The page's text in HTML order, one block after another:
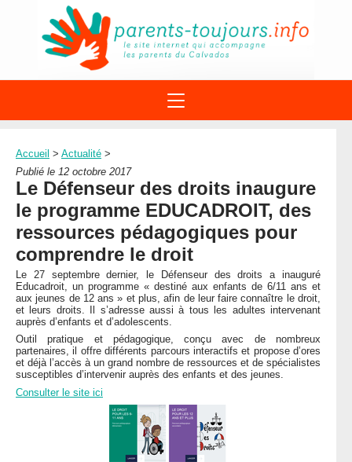
À PROPOS DU REAAP
1ÈRE VISITE
ACTUALITÉ
AGENDA
DISPOSITIFS PARENTALITÉ
SITES INTERNET
NUMÉROS VERTS
LEXIQUE
LETTRES D’INFO
MENTIONS LÉGALES
CONTACT
STRUCTURES
DOCUMENTS
FORMATIONS
Accueil > Actualité >
Publié le 12 octobre 2017
Le Défenseur des droits inaugure
le programme EDUCADROIT, des
ressources pédagogiques pour
comprendre le droit
Le 27 septembre dernier, le Défenseur des droits a inauguré
Educadroit, un programme « destiné aux enfants de 6/11 ans et
aux jeunes de 12 ans » et plus, afin de leur faire connaître le droit,
et leurs droits. Il s’adresse aussi à tous les adultes intervenant
auprès d’enfants et d’adolescents.
Outil pratique et pédagogique, conçu avec de nombreux
partenaires, il offre différents parcours interactifs et propose d’ores
et déjà l’accès à un grand nombre de ressources et de spécialistes
susceptibles d’intervenir auprès des enfants et des jeunes.
Consulter le site ici